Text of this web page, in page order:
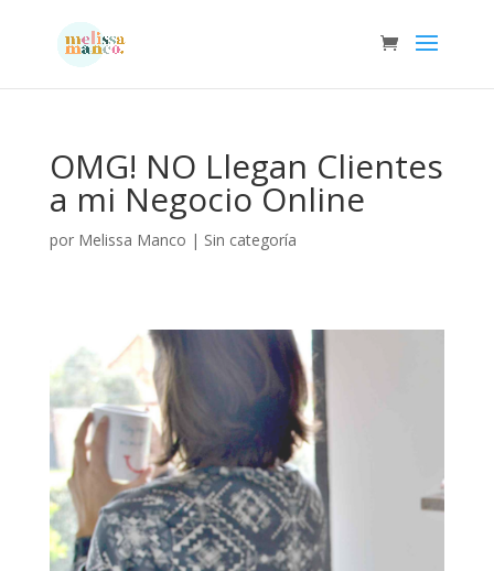
OMG! NO Llegan Clientes
a mi Negocio Online
por Melissa Manco | Sin categoría